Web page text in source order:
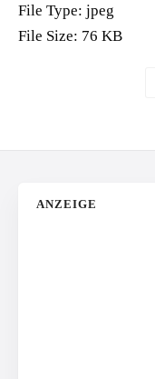
File Type: jpeg
File Size: 76 KB
ANZEIGE